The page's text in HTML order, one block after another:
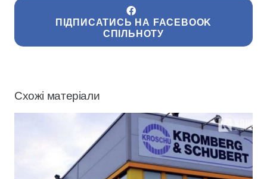
ПІДПИСАТИСЬ НА FACEBOOK
СПІЛЬНОТУ
Схожі матеріали